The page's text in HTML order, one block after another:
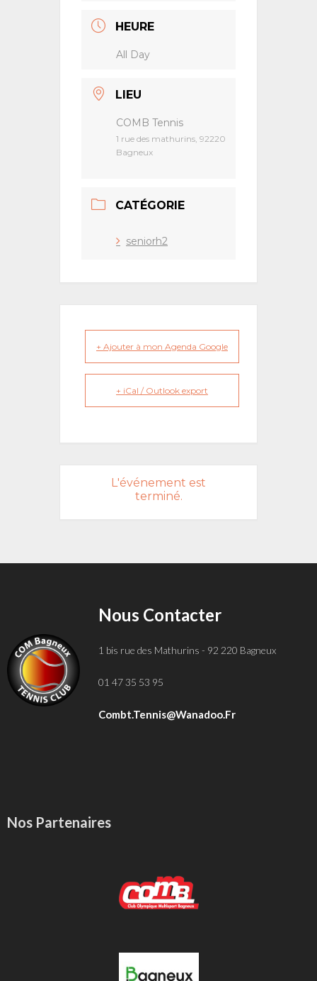
HEURE
All Day
LIEU
COMB Tennis
1 rue des mathurins, 92220
Bagneux
CATÉGORIE
seniorh2
+ Ajouter à mon Agenda Google
+ iCal / Outlook export
L'événement est
terminé.
Nous Contacter
1 bis rue des Mathurins - 92 220 Bagneux
01 47 35 53 95
Combt.tennis@wanadoo.fr
Nos Partenaires